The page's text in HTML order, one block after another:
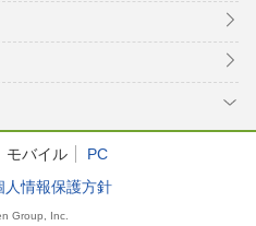
モバイル
PC
人情報保護方針
Group, Inc.